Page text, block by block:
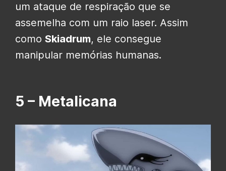
um ataque de respiração que se
assemelha com um raio laser. Assim
como Skiadrum, ele consegue
manipular memórias humanas.
5 – Metalicana